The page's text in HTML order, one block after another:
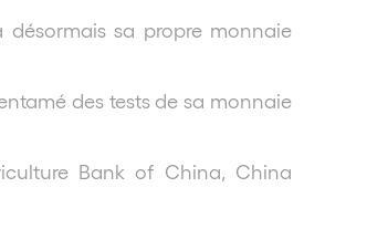
sa propre monnaie
des tests de sa monnaie
Bank of China, China